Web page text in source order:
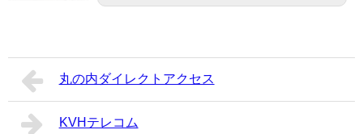
丸の内ダイレクトアクセス
KVHテレコム